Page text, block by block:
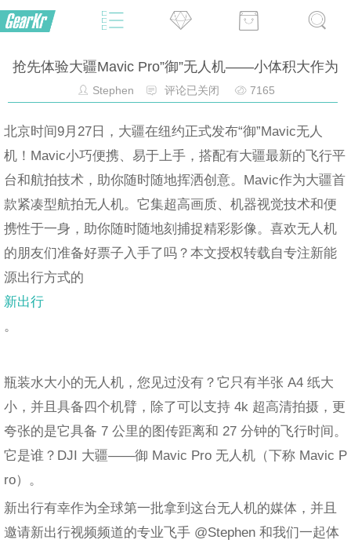
抢先体验大疆Mavic Pro”御”无人机——小体积大作为
Stephen 评论已关闭 7165
北京时间9月27日，大疆在纽约正式发布“御”Mavic无人
机！Mavic小巧便携、易于上手，搭配有大疆最新的飞行平
台和航拍技术，助你随时随地挥洒创意。Mavic作为大疆首
款紧凑型航拍无人机。它集超高画质、机器视觉技术和便
携性于一身，助你随时随地刻捕捉精彩影像。喜欢无人机
的朋友们准备好票子入手了吗？本文授权转载自专注新能
源出行方式的
新出行
。
瓶装水大小的无人机，您见过没有？它只有半张 A4 纸大
小，并且具备四个机臂，除了可以支持 4k 超高清拍摄，更
夸张的是它具备 7 公里的图传距离和 27 分钟的飞行时间。
它是谁？DJI 大疆——御 Mavic Pro 无人机（下称 Mavic P
ro）。
新出行有幸作为全球第一批拿到这台无人机的媒体，并且
邀请新出行视频频道的专业飞手 @Stephen 和我们一起体